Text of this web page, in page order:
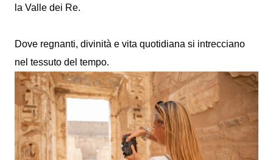
la Valle dei Re.
Dove regnanti, divinità e vita quotidiana si intrecciano
nel tessuto del tempo.